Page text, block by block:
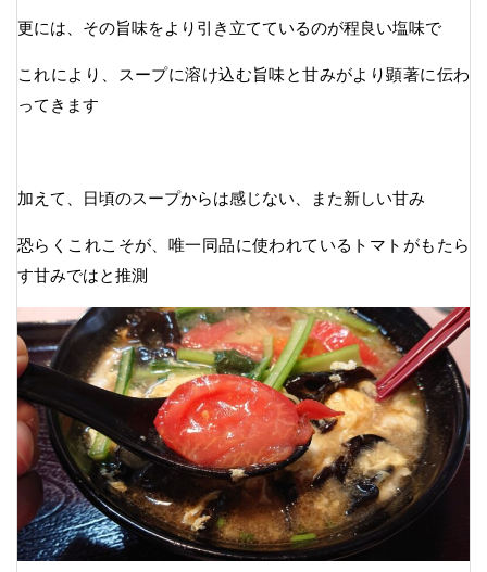
更には、その旨味をより引き立てているのが程良い塩味で
これにより、スープに溶け込む旨味と甘みがより顕著に伝わ
ってきます
加えて、日頃のスープからは感じない、また新しい甘み
恐らくこれこそが、唯一同品に使われているトマトがもたら
す甘みではと推測